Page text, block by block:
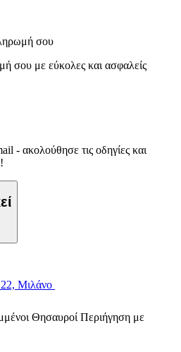
σου
σου με εύκολες και ασφαλείς
- ακολούθησε τις οδηγίες και
Μιλάνο
Θησαυροί Περιήγηση με